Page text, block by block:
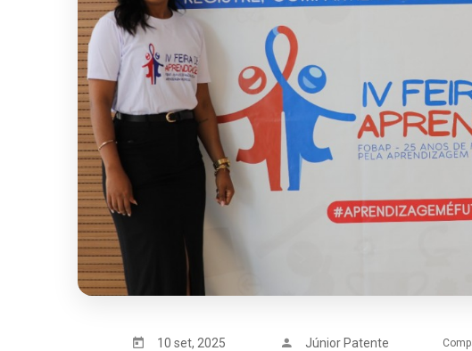
10 set, 2025 Júnior Patente